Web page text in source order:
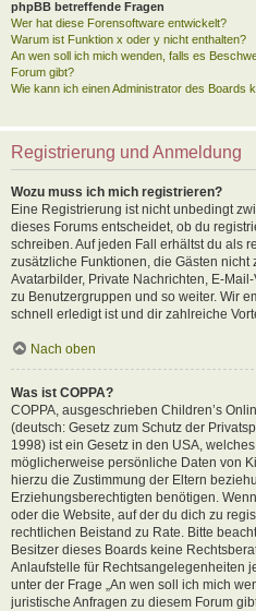
phpBB betreffende Fragen
Wer hat diese Forensoftware entwickelt?
Warum ist Funktion x oder y nicht enthalten?
An wen soll ich mich wenden, falls es
Forum gibt?
Wie kann ich einen Administrator des Boards
Registrierung und Anmeldung
Wozu muss ich mich registrieren?
Eine Registrierung ist nicht unbedingt
dieses Forums entscheidet, ob du
schreiben. Auf jeden Fall erhältst du als
zusätzliche Funktionen, die Gästen nicht
Avatarbilder, Private Nachrichten, E-
zu Benutzergruppen und so weiter. Wir
schnell erledigt ist und dir zahlreiche
Nach oben
Was ist COPPA?
COPPA, ausgeschrieben Children’s
(deutsch: Gesetz zum Schutz der
1998) ist ein Gesetz in den USA,
möglicherweise persönliche Daten von
hierzu die Zustimmung der Eltern
Erziehungsberechtigten benötigen.
oder die Website, auf der du dich zu
rechtlichen Beistand zu Rate. Bitte
Besitzer dieses Boards keine
Anlaufstelle für Rechtsangelegenheiten
unter der Frage „An wen soll ich mich
juristische Anfragen zu diesem Forum